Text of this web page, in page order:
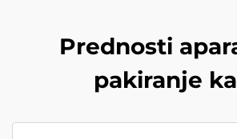
Prednosti
pakiranje